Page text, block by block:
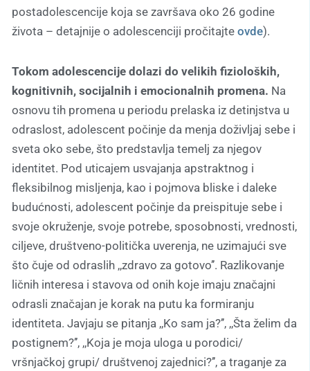
postadolescencije koja se završava oko 26 godine
života – detajnije o adolescenciji pročitajte ovde).
Tokom adolescencije dolazi do velikih fizioloških,
kognitivnih, socijalnih i emocionalnih promena. Na
osnovu tih promena u periodu prelaska iz detinjstva u
odraslost, adolescent počinje da menja doživljaj sebe i
sveta oko sebe, što predstavlja temelj za njegov
identitet. Pod uticajem usvajanja apstraktnog i
fleksibilnog misljenja, kao i pojmova bliske i daleke
budućnosti, adolescent počinje da preispituje sebe i
svoje okruženje, svoje potrebe, sposobnosti, vrednosti,
ciljeve, društveno-politička uverenja, ne uzimajući sve
što čuje od odraslih ,,zdravo za gotovo’’. Razlikovanje
ličnih interesa i stavova od onih koje imaju značajni
odrasli značajan je korak na putu ka formiranju
identiteta. Javjaju se pitanja ,,Ko sam ja?’’, ,,Šta želim da
postignem?’’, ,,Koja je moja uloga u porodici/
vršnjačkoj grupi/ društvenoj zajednici?’’, a traganje za